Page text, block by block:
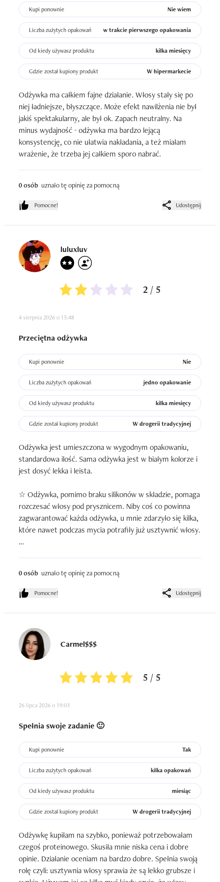
Kupi ponownie Nie wiem
Liczba zużytych opakowań w trakcie pierwszego opakowania
Od kiedy używasz produktu kilka miesięcy
Gdzie został kupiony produkt W hipermarkecie
Odżywka ma całkiem fajne działanie. Włosy stały się po
niej ładniejsze, błyszczące. Może efekt nawilżenia nie był
jakiś spektakularny, ale był ok. Zapach neutralny. Na
minus wydajność - odżywka ma bardzo lejącą
konsystencję, co nie ułatwia nakładania, a też miałam
wrażenie, że trzeba jej całkiem sporo nabrać.
0 osób uznało tę opinię za pomocną
Pomocne! Udostępnij
luluxluv
2 / 5
4 sierpnia 2026 o 15:48
Przeciętna odżywka
Kupi ponownie Nie
Liczba zużytych opakowań jedno opakowanie
Od kiedy używasz produktu kilka miesięcy
Gdzie został kupiony produkt W drogerii tradycyjnej
Odżywka jest umieszczona w wygodnym opakowaniu,
standardowa ilość. Sama odżywka jest w białym kolorze i
jest dosyć lekka i leista.
☆ Odżywka, pomimo braku silikonów w składzie, pomaga
rozczesać włosy pod prysznicem. Niby coś co powinna
zagwarantować każda odżywka, u mnie zdarzyło się kilka,
które nawet podczas mycia potrafiły już usztywnić włosy.
używałam szamponów oczyszczających (często takie z sls
lub jakimiś kwasami, przez co włosy potrafiły się lekko
przesuszyć) niestety nie była wystarczająca aby odżywić
po nich włosy. Często nawet po zwykłym (nie nawilżający
☆ Sam efekt po wysuszeniu jest taki sobie. Mam włosy
podatne na wysuszenie, a przez to też na puszenie.
Odżywka nie jest bardzo nawilżająca, przy suchych
włosach raczej nie będzie dobra. Wygładzić też nie
nawilżającego/wygładzającego jako element bez
pielęgnacji, jest po prostu odpowiednikiem swojej niskiej
ceny.
A propo ceny, +/- 7-10 zł za odżywkę 200ml to naprawdę
dobra cena. Produkt nie jest najgorszy i na pewno
znajdzie się w gronie czyichś ulubieńców. Natomiast
odżywka przez swoją konsystencję nie jest aż tak
wydajna, a dodatkowo nie sprawdzi się u każdego przez
Według mnie, dobry wybór dla cieńszych włosów, jeśli są
one też zniszczone. Jeśli masz też łatwo
przetłuszczające się włosy, również może się sprawdzić.
0 osób uznało tę opinię za pomocną
Pomocne! Udostępnij
Carmel$$$
5 / 5
26 lipca 2026 o 19:03
Spełnia swoje zadanie 🙂
Kupi ponownie Tak
Liczba zużytych opakowań kilka opakowań
Od kiedy używasz produktu miesiąc
Gdzie został kupiony produkt W drogerii tradycyjnej
Odżywkę kupiłam na szybko, ponieważ potrzebowałam
czegoś proteinowego. Skusiła mnie niska cena i dobre
opinie. Działanie oceniam na bardzo dobre. Spełnia swoją
rolę czyli: usztywnia włosy sprawia że są lekko grubsze i